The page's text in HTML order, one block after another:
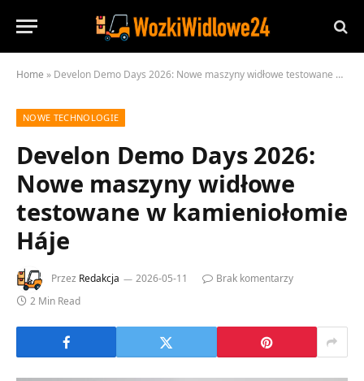
Home » Develon Demo Days 2026: Nowe maszyny widłowe testowane w kamieniołomie Háje
NOWE TECHNOLOGIE
Develon Demo Days 2026:
Nowe maszyny widłowe
testowane w kamieniołomie
Háje
Przez Redakcja 2026-05-11
Brak komentarzy
2 Min Read